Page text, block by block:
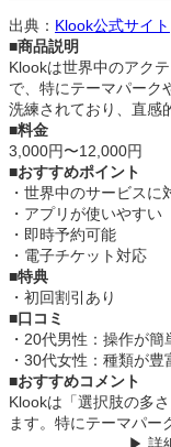
出典： Klook公式サイト
■商品説明
Klookは世界中のアク
で、特にテーマパーク
洗練されており、直感
■料金
3,000円〜12,000円
■おすすめポイント
・世界中のサービスに
・アプリが使いやすい
・即時予約可能
・電子チケット対応
■特典
・初回割引あり
■口コミ
・20代男性：操作が
・30代女性：種類が
■おすすめコメント
Klookは「選択肢の多
ます。特にテーマパー
▶ 詳